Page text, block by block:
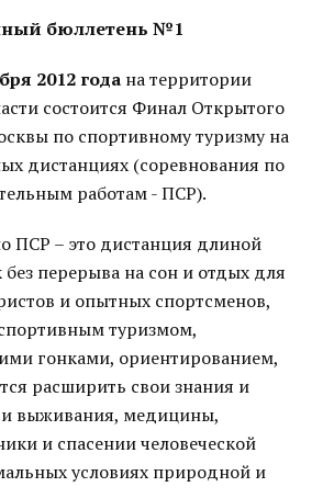
бюллетень №1
2012 года на территории
состоится Финал Открытого
по спортивному туризму на
дистанциях (соревнования по
работам - ПСР).
ПСР – это дистанция длиной
без перерыва на сон и отдых для
и опытных спортсменов,
туризмом,
гонками, ориентированием,
расширить свои знания и
выживания, медицины,
и спасении человеческой
условиях природной и